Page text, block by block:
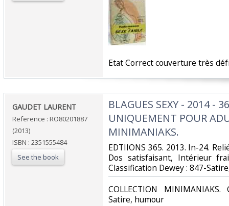
‎Etat Correct couverture très
‎GAUDET LAURENT‎
Reference : RO80201887
(2013)
ISBN : 2351555484
See the book
‎BLAGUES SEXY - 2014 -
UNIQUEMENT POUR
MINIMANIAKS.‎
‎EDTIIONS 365. 2013. In-24.
Dos satisfaisant, Intérieur
Classification Dewey : 847-
‎COLLECTION
Satire, humour‎